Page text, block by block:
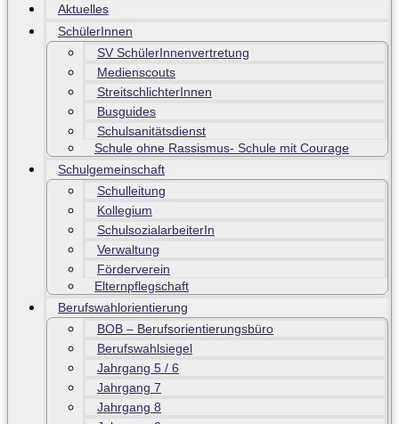
Aktuelles
SchülerInnen
SV SchülerInnenvertretung
Medienscouts
StreitschlichterInnen
Busguides
Schulsanitätsdienst
Schule ohne Rassismus- Schule mit Courage
Schulgemeinschaft
Schulleitung
Kollegium
SchulsozialarbeiterIn
Verwaltung
Förderverein
Elternpflegschaft
Berufswahlorientierung
BOB – Berufsorientierungsbüro
Berufswahlsiegel
Jahrgang 5 / 6
Jahrgang 7
Jahrgang 8